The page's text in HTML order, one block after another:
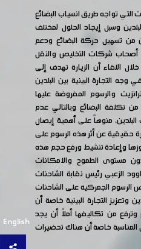
English
التي تواجه طريق انسياب البضائع
وسبل إيجاد الحلول لمختلف
من تسهيل حركة البضائع ودعم
أصحاب شركات التخليص والنقل
اللقاء أن الزيارة تهدف إلى
التجارة البينية بين البلدين
والرسوم المفروضة عليها
تكلفة البضائع وبالتالي عدم
منوهاً على أهمية إيصال
حقيقية عن أثر هذه الرسوم على
وإعادة تنشيط ورفع حجم هذه
مستوى الطموح والامكانات
الزعبي رئيس نقابة الشاحنات
الجمركية على الشاحنات
وتعزيز التجارة البينية خاصة أن
من تكاليفها أملاً أن يجد
المناسبة خاصة أن هناك تحضيرات